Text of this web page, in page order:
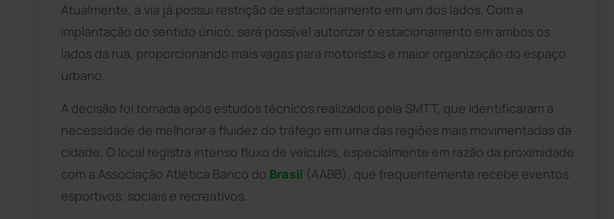
Atualmente, a via já possui restrição de estacionamento em um dos lados. Com a
implantação do sentido único, será possível autorizar o estacionamento em ambos os
lados da rua, proporcionando mais vagas para motoristas e maior organização do espaço
urbano.
A decisão foi tomada após estudos técnicos realizados pela SMTT, que identificaram a
necessidade de melhorar a fluidez do tráfego em uma das regiões mais movimentadas da
cidade. O local registra intenso fluxo de veículos, especialmente em razão da proximidade
com a Associação Atlética Banco do Brasil (AABB), que frequentemente recebe eventos
esportivos, sociais e recreativos.